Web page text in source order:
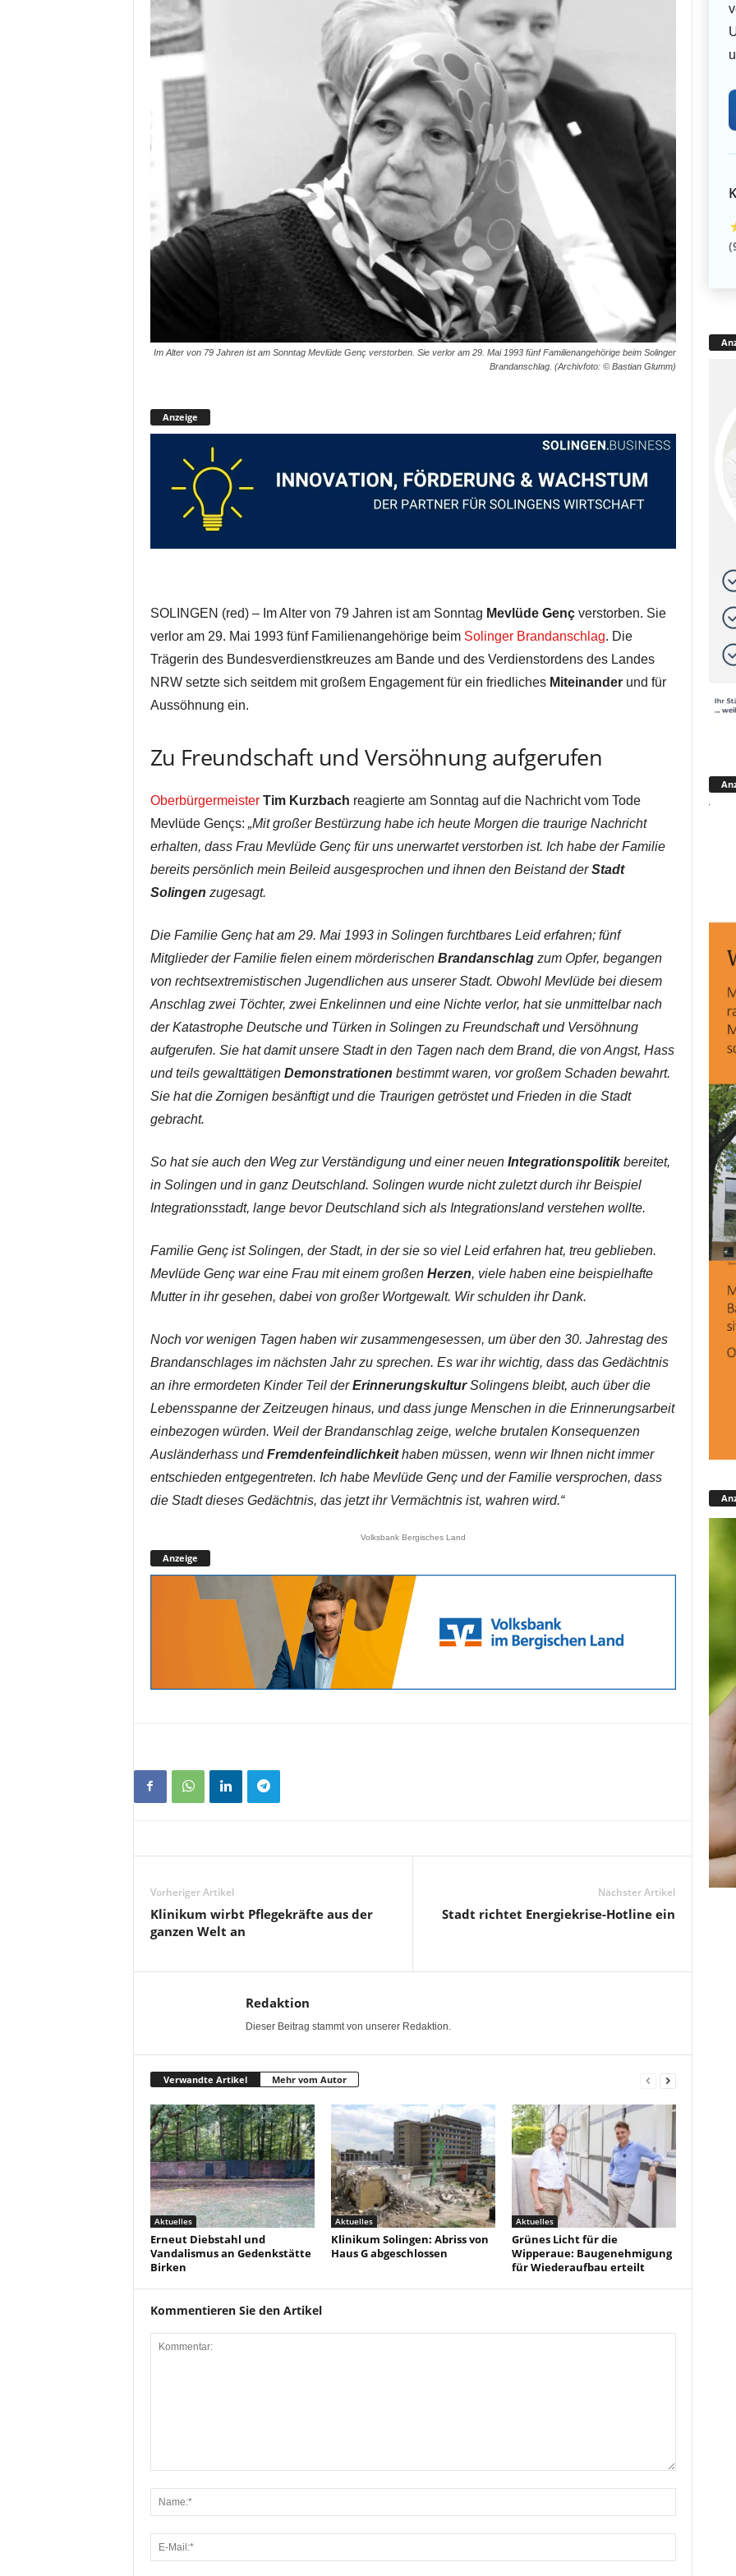
Im Alter von 79 Jahren ist am Sonntag Mevlüde Genç verstorben. Sie verlor am 29. Mai 1993 fünf Familienangehörige beim Solinger
Brandanschlag. (Archivfoto: © Bastian Glumm)
Anzeige
SOLINGEN (red) – Im Alter von 79 Jahren ist am Sonntag Mevlüde Gençverstorben. Sie
verlor am 29. Mai 1993 fünf Familienangehörige beim Solinger Brandanschlag. Die
Trägerin des Bundesverdienstkreuzes am Bande und des Verdienstordens des Landes
NRW setzte sich seitdem mit großem Engagement für ein friedliches Miteinanderund für
Aussöhnung ein.
Zu Freundschaft und Versöhnung aufgerufen
Oberbürgermeister Tim Kurzbach reagierte am Sonntag auf die Nachricht vom Tode
Mevlüde Gençs: „Mit großer Bestürzung habe ich heute Morgen die traurige Nachricht
erhalten, dass Frau Mevlüde Genç für uns unerwartet verstorben ist. Ich habe der Familie
bereits persönlich mein Beileid ausgesprochen und ihnen den Beistand derStadt
Solingen zugesagt.
Die Familie Genç hat am 29. Mai 1993 in Solingen furchtbares Leid erfahren; fünf
Mitglieder der Familie fielen einem mörderischen Brandanschlagzum Opfer, begangen
von rechtsextremistischen Jugendlichen aus unserer Stadt. Obwohl Mevlüde bei diesem
Anschlag zwei Töchter, zwei Enkelinnen und eine Nichte verlor, hat sie unmittelbar nach
der Katastrophe Deutsche und Türken in Solingen zu Freundschaft und Versöhnung
aufgerufen. Sie hat damit unsere Stadt in den Tagen nach dem Brand, die von Angst, Hass
und teils gewalttätigen Demonstrationen bestimmt waren, vor großem Schaden bewahrt.
Sie hat die Zornigen besänftigt und die Traurigen getröstet und Frieden in die Stadt
gebracht.
So hat sie auch den Weg zur Verständigung und einer neuen Integrationspolitikbereitet,
in Solingen und in ganz Deutschland. Solingen wurde nicht zuletzt durch ihr Beispiel
Integrationsstadt, lange bevor Deutschland sich als Integrationsland verstehen wollte.
Familie Genç ist Solingen, der Stadt, in der sie so viel Leid erfahren hat, treu geblieben.
Mevlüde Genç war eine Frau mit einem großen Herzen, viele haben eine beispielhafte
Mutter in ihr gesehen, dabei von großer Wortgewalt. Wir schulden ihr Dank.
Noch vor wenigen Tagen haben wir zusammengesessen, um über den 30. Jahrestag des
Brandanschlages im nächsten Jahr zu sprechen. Es war ihr wichtig, dass das Gedächtnis
an ihre ermordeten Kinder Teil derErinnerungskulturSolingens bleibt, auch über die
Lebensspanne der Zeitzeugen hinaus, und dass junge Menschen in die Erinnerungsarbeit
einbezogen würden. Weil der Brandanschlag zeige, welche brutalen Konsequenzen
Ausländerhass undFremdenfeindlichkeithaben müssen, wenn wir Ihnen nicht immer
entschieden entgegentreten. Ich habe Mevlüde Genç und der Familie versprochen, dass
die Stadt dieses Gedächtnis, das jetzt ihr Vermächtnis ist, wahren wird.“
Volksbank Bergisches Land
Anzeige
Vorheriger Artikel
Klinikum wirbt Pflegekräfte aus der
ganzen Welt an
Nächster Artikel
Stadt richtet Energiekrise-Hotline ein
Redaktion
Dieser Beitrag stammt von unserer Redaktion.
Verwandte Artikel Mehr vom Autor
Aktuelles
Erneut Diebstahl und
Vandalismus an Gedenkstätte
Birken
Aktuelles
Klinikum Solingen: Abriss von
Haus G abgeschlossen
Aktuelles
Grünes Licht für die
Wipperaue: Baugenehmigung
für Wiederaufbau erteilt
Kommentieren Sie den Artikel